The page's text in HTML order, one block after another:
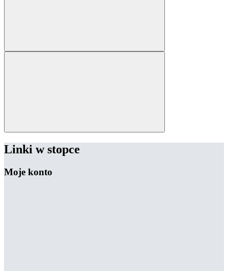
Linki w stopce
Moje konto